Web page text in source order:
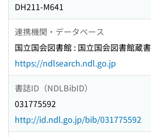
DH211-M641
連携機関・データベース
国立国会図書館 : 国立国会図書館蔵書
https://ndlsearch.ndl.go.jp
書誌ID（NDLBibID）
031775592
http://id.ndl.go.jp/bib/031775592